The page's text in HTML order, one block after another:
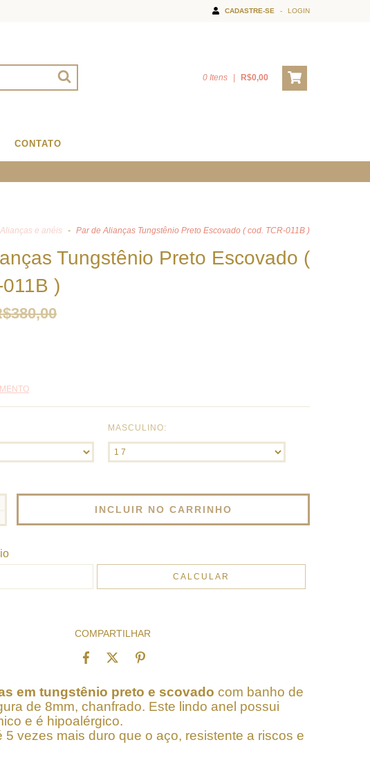
CADASTRE-SE - LOGIN
0 Itens R$0,00
CONTATO
Alianças e anéis - Par de Alianças Tungstênio Preto Escovado ( cod. TCR-011B )
Tungstênio Preto Escovado (
)
MASCULINO:
CALCULAR
COMPARTILHAR
em tungstênio preto e scovado com banho de
de 8mm, chanfrado. Este lindo anel possui
e é hipoalérgico.
5 vezes mais duro que o aço, resistente a riscos e